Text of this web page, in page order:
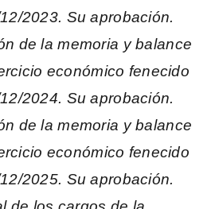
2023. Su aprobación.
de la memoria y balance
económico fenecido
2024. Su aprobación.
de la memoria y balance
económico fenecido
2025. Su aprobación.